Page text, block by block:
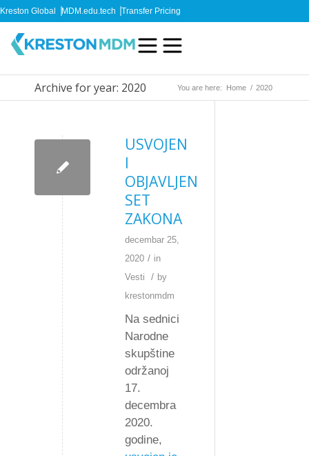
Kreston Global MDM.edu.tech Transfer Pricing
Archive for year: 2020 You are here: Home / 2020
USVOJEN
I
OBJAVLJEN
SET
ZAKONA
decembar 25,
2020 / in
Vesti
/ by
krestonmdm
Na sednici
Narodne
skupštine
održanoj
17.
decembra
2020.
godine,